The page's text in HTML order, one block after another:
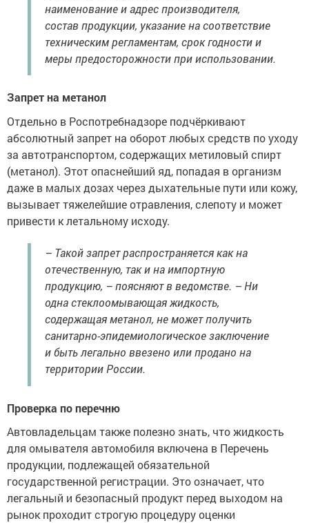
наименование и адрес производителя,
состав продукции, указание на соответствие
техническим регламентам, срок годности и
меры предосторожности при использовании.
Запрет на метанол
Отдельно в Роспотребнадзоре подчёркивают
абсолютный запрет на оборот любых средств по уходу
за автотранспортом, содержащих метиловый спирт
(метанол). Этот опаснейший яд, попадая в организм
даже в малых дозах через дыхательные пути или кожу,
вызывает тяжелейшие отравления, слепоту и может
привести к летальному исходу.
– Такой запрет распространяется как на
отечественную, так и на импортную
продукцию, – поясняют в ведомстве. – Ни
одна стеклоомывающая жидкость,
содержащая метанол, не может получить
санитарно-эпидемиологическое заключение
и быть легально ввезено или продано на
территории России.
Проверка по перечню
Автовладельцам также полезно знать, что жидкость
для омывателя автомобиля включена в Перечень
продукции, подлежащей обязательной
государственной регистрации. Это означает, что
легальный и безопасный продукт перед выходом на
рынок проходит строгую процедуру оценки